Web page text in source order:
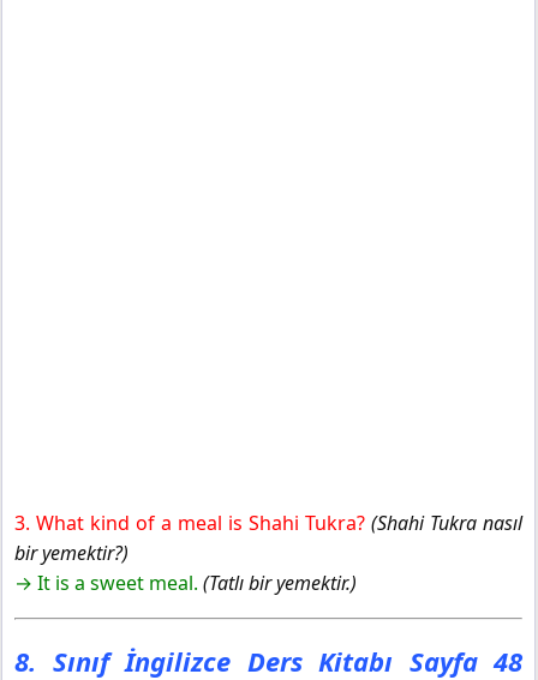
3. What kind of a meal is Shahi Tukra? (Shahi Tukra nasıl
bir yemektir?)
→ It is a sweet meal. (Tatlı bir yemektir.)
8. Sınıf İngilizce Ders Kitabı Sayfa 48